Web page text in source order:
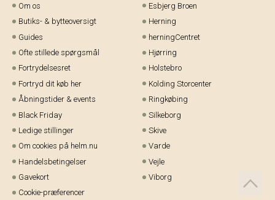
Om os
Butiks- & bytteoversigt
Guides
Ofte stillede spørgsmål
Fortrydelsesret
Fortryd dit køb her
Åbningstider & events
Black Friday
Ledige stillinger
Om cookies på helm.nu
Handelsbetingelser
Gavekort
Cookie-præferencer
Esbjerg Broen
Herning
herningCentret
Hjørring
Holstebro
Kolding Storcenter
Ringkøbing
Silkeborg
Skive
Varde
Vejle
Viborg